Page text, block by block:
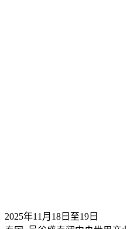
2025年11月18日至19日